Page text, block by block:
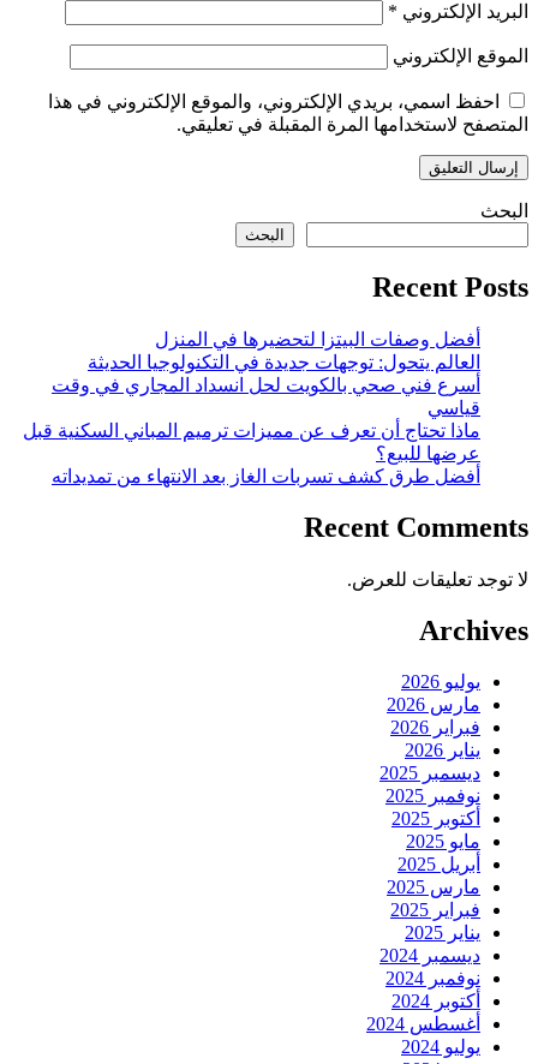
البريد الإلكتروني *
الموقع الإلكتروني
احفظ اسمي، بريدي الإلكتروني، والموقع الإلكتروني في هذا
المتصفح لاستخدامها المرة المقبلة في تعليقي.
البحث
البحث
Recent Posts
أفضل وصفات البيتزا لتحضيرها في المنزل
العالم يتحول: توجهات جديدة في التكنولوجيا الحديثة
أسرع فني صحي بالكويت لحل انسداد المجاري في وقت
قياسي
ماذا تحتاج أن تعرف عن مميزات ترميم المباني السكنية قبل
عرضها للبيع؟
أفضل طرق كشف تسربات الغاز بعد الانتهاء من تمديداته
Recent Comments
لا توجد تعليقات للعرض.
Archives
يوليو 2026
مارس 2026
فبراير 2026
يناير 2026
ديسمبر 2025
نوفمبر 2025
أكتوبر 2025
مايو 2025
أبريل 2025
مارس 2025
فبراير 2025
يناير 2025
ديسمبر 2024
نوفمبر 2024
أكتوبر 2024
أغسطس 2024
يوليو 2024